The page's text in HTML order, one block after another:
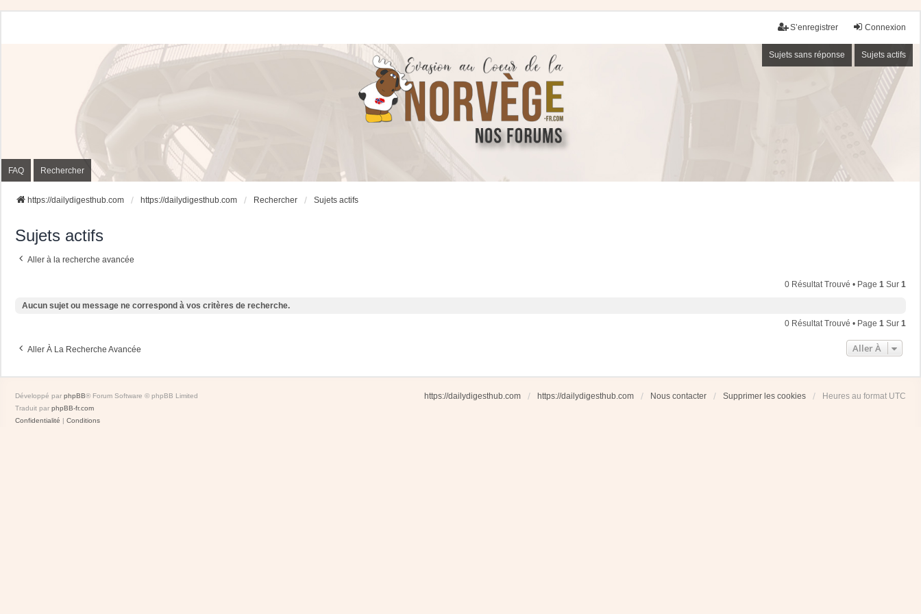
Connexion
S’enregistrer
Sujets sans réponse Sujets actifs
FAQ Rechercher
https://dailydigesthub.com https://dailydigesthub.com Rechercher Sujets actifs
Sujets actifs
Aller à la recherche avancée
0 Résultat Trouvé • Page 1 Sur 1
Aucun sujet ou message ne correspond à vos critères de recherche.
0 Résultat Trouvé • Page 1 Sur 1
Aller À La Recherche Avancée Aller À
https://dailydigesthub.com https://dailydigesthub.com Nous contacter Supprimer les cookies Heures au format UTC
Développé par phpBB® Forum Software © phpBB Limited
Traduit par phpBB-fr.com
Confidentialité | Conditions